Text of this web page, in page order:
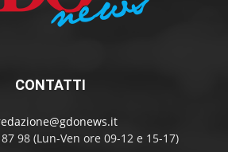
CONTATTI
98 (Lun-Ven ore 09-12 e 15-17)